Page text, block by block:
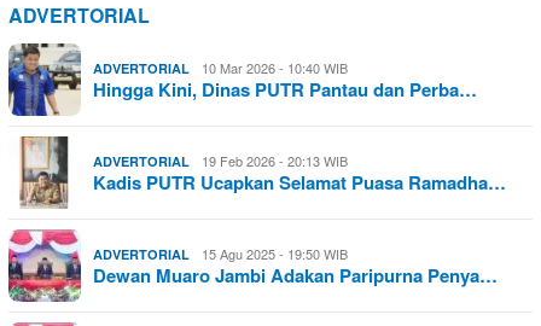
ADVERTORIAL
ADVERTORIAL 10 Mar 2026 - 10:40 WIB
Hingga Kini, Dinas PUTR Pantau dan Perba…
ADVERTORIAL 19 Feb 2026 - 20:13 WIB
Kadis PUTR Ucapkan Selamat Puasa Ramadha…
ADVERTORIAL 15 Agu 2025 - 19:50 WIB
Dewan Muaro Jambi Adakan Paripurna Penya…